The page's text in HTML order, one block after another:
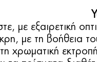
με εξαιρετική
με τη βοήθεια
χρωματική